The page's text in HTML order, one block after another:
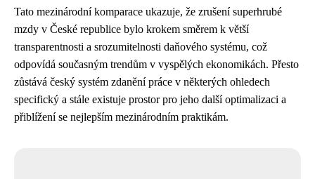
Tato mezinárodní komparace ukazuje, že zrušení superhrubé
mzdy v České republice bylo krokem směrem k větší
transparentnosti a srozumitelnosti daňového systému, což
odpovídá současným trendům v vyspělých ekonomikách. Přesto
zůstává český systém zdanění práce v některých ohledech
specifický a stále existuje prostor pro jeho další optimalizaci a
přiblížení se nejlepším mezinárodním praktikám.